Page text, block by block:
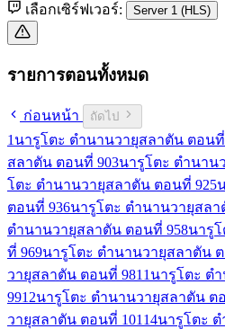
เลือกเซิร์ฟเวอร์: Server 1 (HLS)
รายการตอนทั้งหมด
ก่อนหน้า ถัดไป
1 นารูโตะ ตำนานวายุสลาตัน ตอนที่
สลาตัน ตอนที่ 903นารูโตะ ตำนาน
โตะ ตำนานวายุสลาตัน ตอนที่ 925
ตอนที่ 936นารูโตะ ตำนานวายุสล
ตำนานวายุสลาตัน ตอนที่ 958นารู
ที่ 969นารูโตะ ตำนานวายุสลาตัน
วายุสลาตัน ตอนที่ 9811 นารูโตะ ต
9912นารูโตะ ตำนานวายุสลาตัน ต
วายุสลาตัน ตอนที่ 101 14นารูโตะ